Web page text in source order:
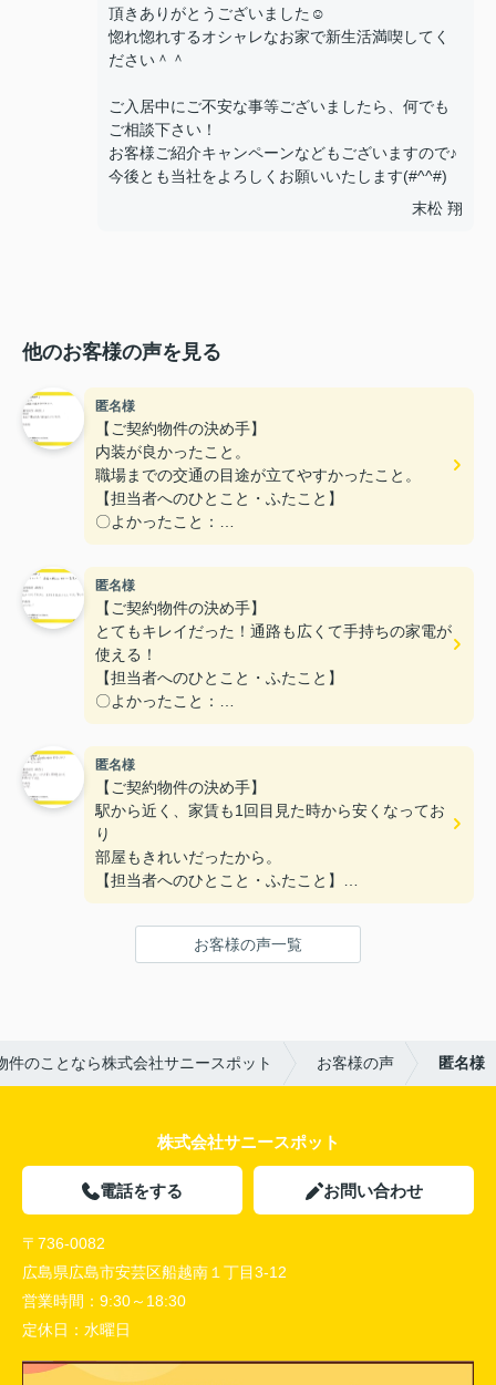
頂きありがとうございました☺
惚れ惚れするオシャレなお家で新生活満喫してく
ださい＾＾
ご入居中にご不安な事等ございましたら、何でも
ご相談下さい！
お客様ご紹介キャンペーンなどもございますので♪
今後とも当社をよろしくお願いいたします(#^^#)
末松 翔
他のお客様の声を見る
匿名様
【ご契約物件の決め手】
内装が良かったこと。
職場までの交通の目途が立てやすかったこと。
【担当者へのひとこと・ふたこと】
〇よかったこと：
こまかい所まで丁寧な対応をありがとうございまし
た。
〇悪かったこと：
匿名様
【ご契約物件の決め手】
とてもキレイだった！通路も広くて手持ちの家電が
使える！
【担当者へのひとこと・ふたこと】
〇よかったこと：
対応がとてもやわらかく、不なれな私たちにとって
とても安心できた。
〇悪かったこと：
とくになし！
匿名様
【ご契約物件の決め手】
駅から近く、家賃も1回目見た時から安くなってお
り
部屋もきれいだったから。
【担当者へのひとこと・ふたこと】
〇よかったこと：
何も分からない私達に一から丁寧に説明をしていた
だき、ありがとうございます。
お客様の声一覧
のことなら株式会社サニースポット お客様の声 匿名様
株式会社サニースポット
電話をする お問い合わせ
〒736-0082
広島県広島市安芸区船越南１丁目3-12
営業時間： 9:30～18:30
定休日： 水曜日